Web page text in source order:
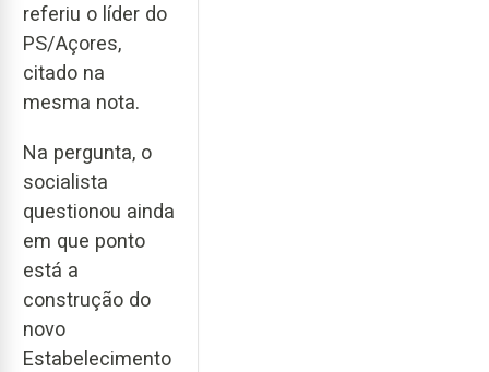
referiu o líder do
PS/Açores,
citado na
mesma nota.
Na pergunta, o
socialista
questionou ainda
em que ponto
está a
construção do
novo
Estabelecimento